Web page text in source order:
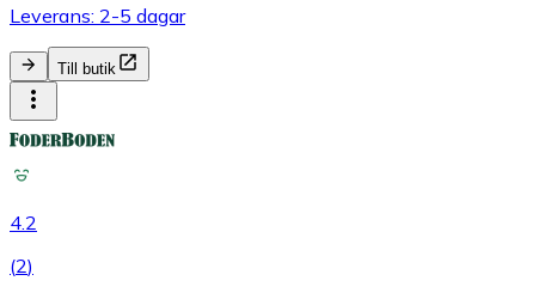
Leverans: 2-5 dagar
Till butik
4.2
(2)